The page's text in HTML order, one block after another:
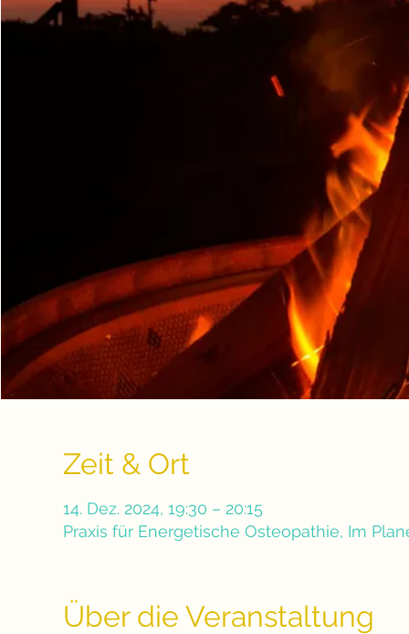
Zeit & Ort
14. Dez. 2024, 19:30 – 20:15
Praxis für Energetische Osteopathie, Im
Über die Veranstaltung